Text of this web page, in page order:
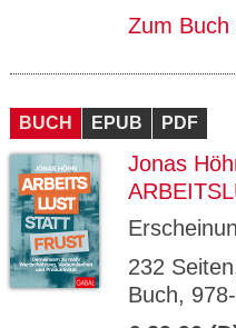
Zum Buch
BUCH EPUB PDF
Jonas
232
Buch,